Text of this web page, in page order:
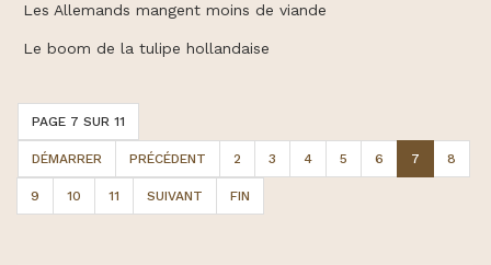
Les Allemands mangent moins de viande
Le boom de la tulipe hollandaise
PAGE 7 SUR 11
DÉMARRER PRÉCÉDENT 2 3 4 5 6 7 8
9 10 11 SUIVANT FIN